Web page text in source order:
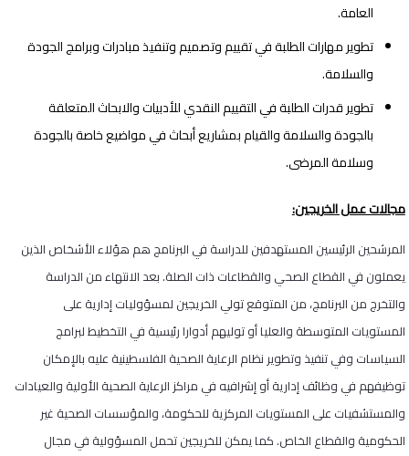
العامة.
تطوير مهارات الطلبة في تقييم وتصميم وتنفيذ مبادرات وبرامج الجودة
والسلامة.
تطوير قدرات الطلبة في التقييم النقدي للأدبيات والابحاث المتعلقة
بالجودة والسلامة والقيام بمشاريع أبحاث في مواضيع خاصة بالجودة
وسلامة المرضى.
مجالات عمل الخريجين:
المرشحين الرئيسين المستهدفين للدراسة في البرنامج هم هؤلاء الأشخاص الذين
يعملون في القطاع الصحي والقطاعات ذات الصلة. بعد الانتهاء من الدراسة
والتخرج من البرنامج، من المتوقع تولي الخريجين لمسؤوليات إدارية على
المستويات المتوسطة والعليا أو توليهم أدوارا رئيسية في التخطيط لبرامج
السياسات وفي تنفيذ وتطوير نظام الرعاية الصحية الفلسطينية عليه بالإمكان
توظيفهم في وظائف إدارية أو إشرافيه في مراكز الرعاية الصحية الأولية والعيادات
والمستشفيات على المستويات المركزية للحكومة، والمؤسسات الصحية غير
الحكومية والقطاع الخاص. كما يمكن للخريجين تحمل المسؤولية في مجال